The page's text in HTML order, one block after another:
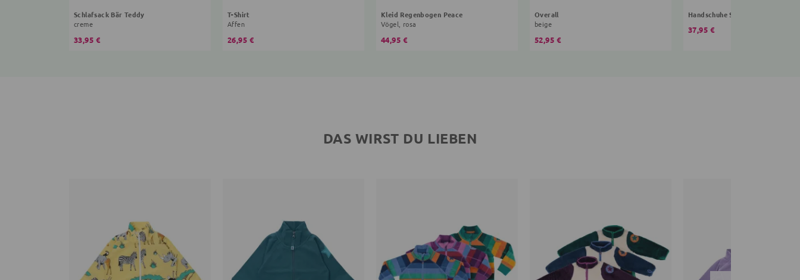
Schlafsack Bär Teddy
creme
33,95 €
T-Shirt
Affen
26,95 €
Kleid Regenbogen Peace
Vögel, rosa
44,95 €
Overall
beige
52,95 €
Handschuhe Sterne
37,95 €
DAS WIRST DU LIEBEN